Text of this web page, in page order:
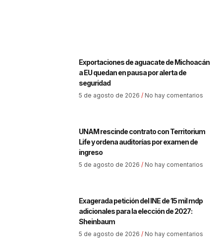
Exportaciones de aguacate de Michoacán
a EU quedan en pausa por alerta de
seguridad
5 de agosto de 2026 No hay comentarios
UNAM rescinde contrato con Territorium
Life y ordena auditorías por examen de
ingreso
5 de agosto de 2026 No hay comentarios
Exagerada petición del INE de 15 mil mdp
adicionales para la elección de 2027:
Sheinbaum
5 de agosto de 2026 No hay comentarios